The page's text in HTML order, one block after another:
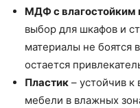
МДФ с влагостойким
выбор для шкафов и
материалы не боятся
остается
Пластик – устойчив к
мебели в влажных